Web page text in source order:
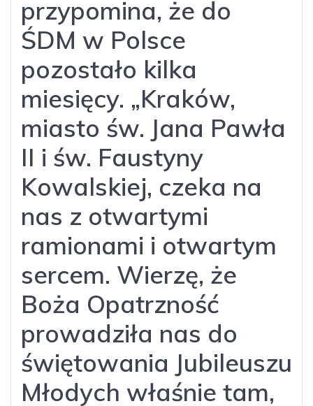
przypomina, że do
ŚDM w Polsce
pozostało kilka
miesięcy. „Kraków,
miasto św. Jana Pawła
II i św. Faustyny
Kowalskiej, czeka na
nas z otwartymi
ramionami i otwartym
sercem. Wierzę, że
Boża Opatrzność
prowadziła nas do
świętowania Jubileuszu
Młodych właśnie tam,